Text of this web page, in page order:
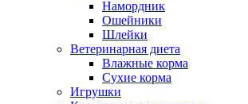
Намордник
Ошейники
Шлейки
Ветеринарная диета
Влажные корма
Сухие корма
Игрушки